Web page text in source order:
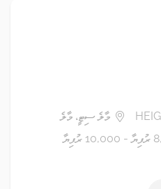
މާލެ ސިޓީ، މާލެ
ރުފިޔާ